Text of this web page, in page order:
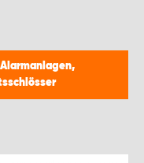
Alarmanlagen,